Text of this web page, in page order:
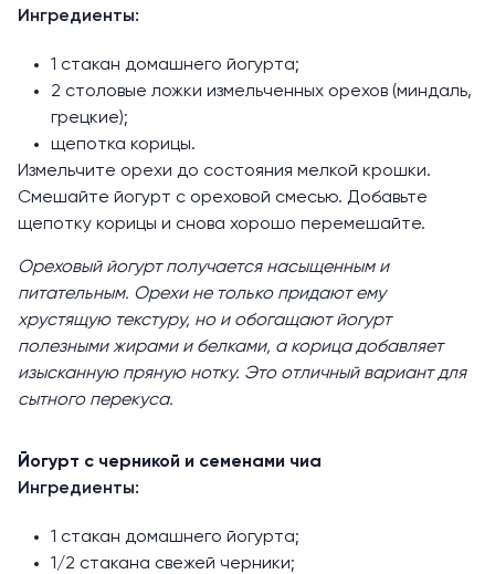
Ингредиенты:
1 стакан домашнего йогурта;
2 столовые ложки измельченных орехов (миндаль,
грецкие);
щепотка корицы.
Измельчите орехи до состояния мелкой крошки.
Смешайте йогурт с ореховой смесью. Добавьте
щепотку корицы и снова хорошо перемешайте.
Ореховый йогурт получается насыщенным и
питательным. Орехи не только придают ему
хрустящую текстуру, но и обогащают йогурт
полезными жирами и белками, а корица добавляет
изысканную пряную нотку. Это отличный вариант для
сытного перекуса.
Йогурт с черникой и семенами чиа
Ингредиенты:
1 стакан домашнего йогурта;
1/2 стакана свежей черники;